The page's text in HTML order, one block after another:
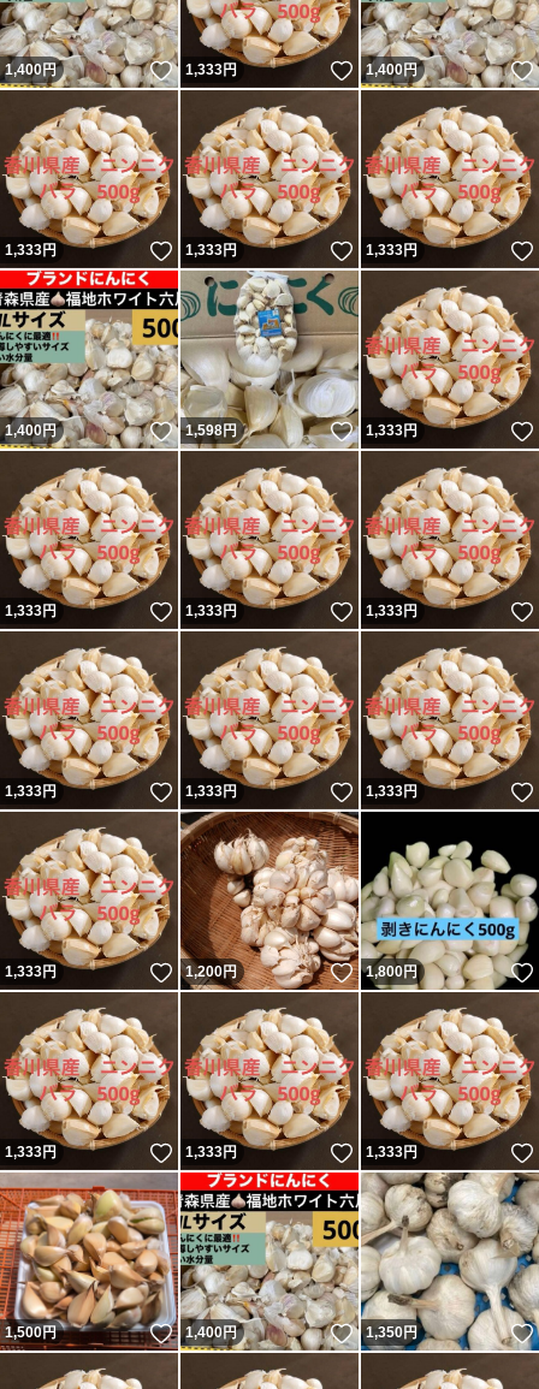
1,400円 いいね！
1,333円 いいね！
1,400円
1,333円 いいね！
1,333円 いいね！
1,333円
1,400円 いいね！
1,598円 いいね！
1,333円
1,333円 いいね！
1,333円 いいね！
1,333円
1,333円 いいね！
1,333円 いいね！
1,333円
1,333円 いいね！
1,200円 いいね！
1,800円
1,333円 いいね！
1,333円 いいね！
1,333円
1,500円 いいね！
1,400円 いいね！
1,350円